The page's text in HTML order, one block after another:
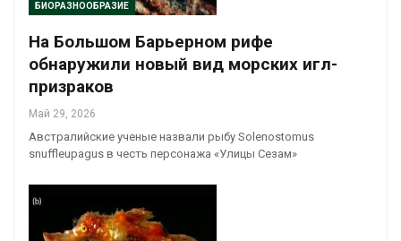
БИОРАЗНООБРАЗИЕ
На Большом Барьерном рифе
обнаружили новый вид морских игл-
призраков
Май 29, 2026
Австралийские ученые назвали рыбу Solenostomus
snuffleupagus в честь персонажа «Улицы Сезам»